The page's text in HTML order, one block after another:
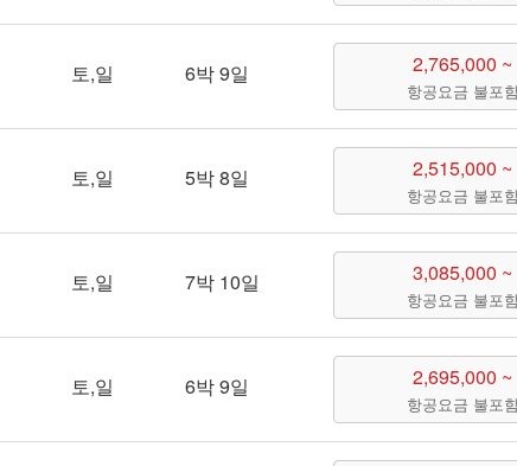
토,일 6박 9일 2,765,000 ~
항공요금 불포
토,일 5박 8일 2,515,000 ~
항공요금 불포
토,일 7박 10일 3,085,000 ~
항공요금 불포
토,일 6박 9일 2,695,000 ~
항공요금 불포